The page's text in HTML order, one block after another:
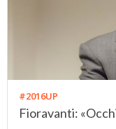
#2016UP
Fioravanti: